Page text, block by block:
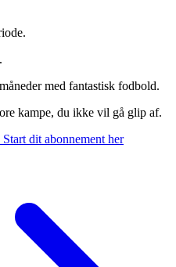
med fantastisk fodbold.
kampe, du ikke vil gå glip af.
dit abonnement her